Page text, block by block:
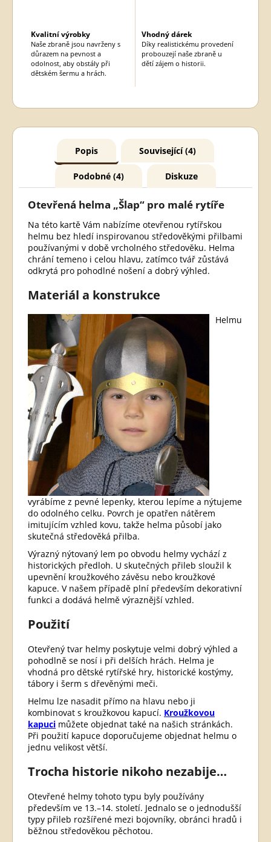
Kvalitní výrobky
Naše zbraně jsou navrženy s
důrazem na pevnost a
odolnost, aby obstály při
dětském šermu a hrách.
Vhodný dárek
Díky realistickému provedení
probouzejí naše zbraně u
dětí zájem o historii.
Popis Související (4)
Podobné (4) Diskuze
Otevřená helma „Šlap“ pro malé rytíře
Na této kartě Vám nabízíme otevřenou rytířskou
helmu bez hledí inspirovanou středověkými přilbami
používanými v době vrcholného středověku. Helma
chrání temeno i celou hlavu, zatímco tvář zůstává
odkrytá pro pohodlné nošení a dobrý výhled.
Materiál a konstrukce
Helmu
vyrábíme z pevné lepenky, kterou lepíme a nýtujeme
do odolného celku. Povrch je opatřen nátěrem
imitujícím vzhled kovu, takže helma působí jako
skutečná středověká přilba.
Výrazný nýtovaný lem po obvodu helmy vychází z
historických předloh. U skutečných přileb sloužil k
upevnění kroužkového závěsu nebo kroužkové
kapuce. V našem případě plní především dekorativní
funkci a dodává helmě výraznější vzhled.
Použití
Otevřený tvar helmy poskytuje velmi dobrý výhled a
pohodlně se nosí i při delších hrách. Helma je
vhodná pro dětské rytířské hry, historické kostýmy,
tábory i šerm s dřevěnými meči.
Helmu lze nasadit přímo na hlavu nebo ji
kombinovat s kroužkovou kapucí. Kroužkovou
kapuci můžete objednat také na našich stránkách.
Při použití kapuce doporučujeme objednat helmu o
jednu velikost větší.
Trocha historie nikoho nezabije…
Otevřené helmy tohoto typu byly používány
především ve 13.–14. století. Jednalo se o jednodušší
typy přileb rozšířené mezi bojovníky, obránci hradů i
běžnou středověkou pěchotou.